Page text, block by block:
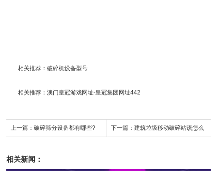
相关推荐：破碎机设备型号
相关推荐：澳门皇冠游戏网址-皇冠集团网址442
上一篇： 破碎筛分设备都有哪些? 下一篇：建筑垃圾移动破碎站该怎么
相关新闻：